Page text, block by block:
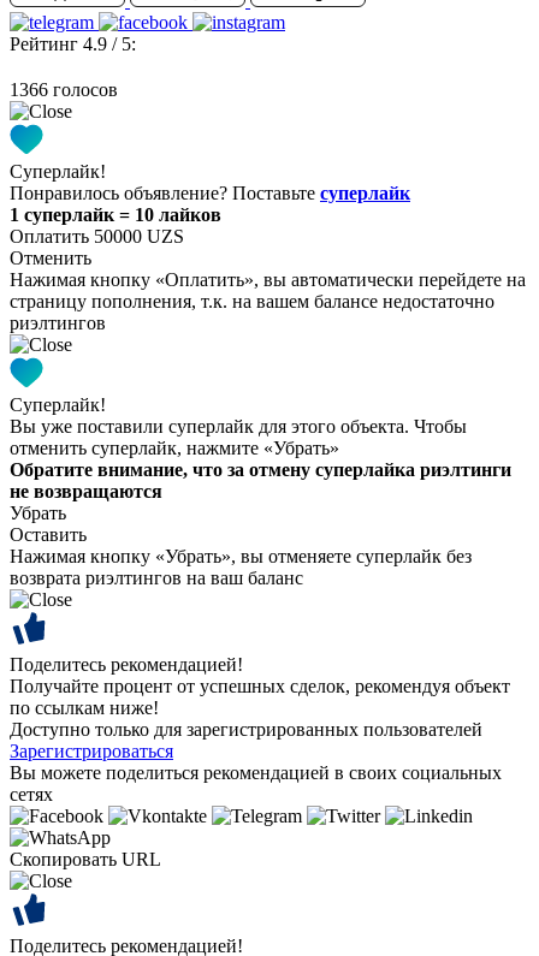
Рейтинг 4.9 / 5:
1366 голосов
Суперлайк!
Понравилось объявление? Поставьте суперлайк
1 суперлайк = 10 лайков
Оплатить 50000 UZS
Отменить
Нажимая кнопку «Оплатить», вы автоматически перейдете на
страницу пополнения, т.к. на вашем балансе недостаточно
риэлтингов
Суперлайк!
Вы уже поставили суперлайк для этого объекта. Чтобы
отменить суперлайк, нажмите «Убрать»
Обратите внимание, что за отмену суперлайка риэлтинги
не возвращаются
Убрать
Оставить
Нажимая кнопку «Убрать», вы отменяете суперлайк без
возврата риэлтингов на ваш баланс
Поделитесь рекомендацией!
Получайте процент от успешных сделок, рекомендуя объект
по ссылкам ниже!
Доступно только для зарегистрированных пользователей
Зарегистрироваться
Вы можете поделиться рекомендацией в своих социальных
сетях
Скопировать URL
Поделитесь рекомендацией!